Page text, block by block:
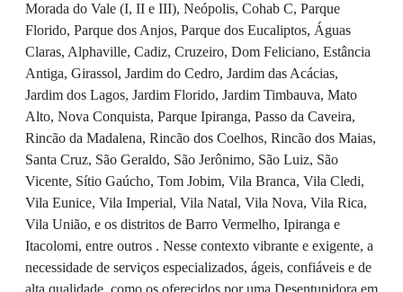
Morada do Vale (I, II e III), Neópolis, Cohab C, Parque
Florido, Parque dos Anjos, Parque dos Eucaliptos, Águas
Claras, Alphaville, Cadiz, Cruzeiro, Dom Feliciano, Estância
Antiga, Girassol, Jardim do Cedro, Jardim das Acácias,
Jardim dos Lagos, Jardim Florido, Jardim Timbauva, Mato
Alto, Nova Conquista, Parque Ipiranga, Passo da Caveira,
Rincão da Madalena, Rincão dos Coelhos, Rincão dos Maias,
Santa Cruz, São Geraldo, São Jerônimo, São Luiz, São
Vicente, Sítio Gaúcho, Tom Jobim, Vila Branca, Vila Cledi,
Vila Eunice, Vila Imperial, Vila Natal, Vila Nova, Vila Rica,
Vila União, e os distritos de Barro Vermelho, Ipiranga e
Itacolomi, entre outros . Nesse contexto vibrante e exigente, a
necessidade de serviços especializados, ágeis, confiáveis e de
alta qualidade, como os oferecidos por uma Desentupidora em